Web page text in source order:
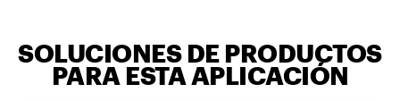
SOLUCIONES DE PRODUCTOS
PARA ESTA APLICACIÓN